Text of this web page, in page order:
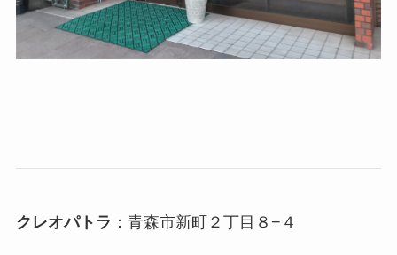
クレオパトラ ：青森市新町２丁目８−４